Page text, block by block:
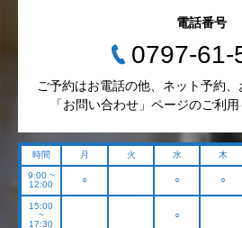
電話番号
0797-61-
ご予約はお電話の他、ネット予約
「お問い合わせ」ページのご利
時間 月 火 水 木
9:00 ~
12:00
○ ○ ○
15:00
~
17:30
○